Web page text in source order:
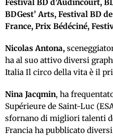
Festival BD d’Audincourt,
BDGest’ Arts, Festival BD
France, Prix Bédéciné,
Nicolas Antona,
ha al suo attivo diversi
Italia Il circo della vita è il
Nina Jacqmin, ha
Supérieure de Saint-Luc
sfornano di migliori talenti
Francia ha pubblicato